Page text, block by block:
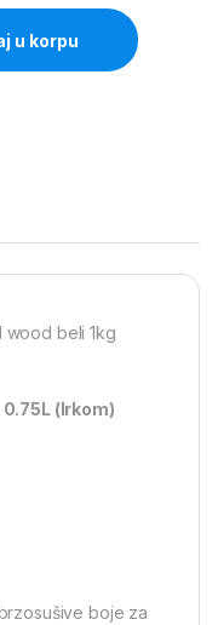
u korpu
0.75L (Irkom)
boje za